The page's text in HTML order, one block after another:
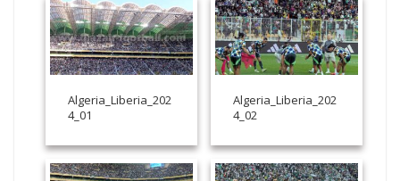
Algeria_Liberia_202
Algeria_Liberia_202